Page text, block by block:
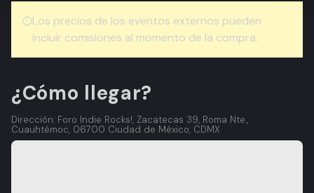
Los precios de los eventos externos pueden
incluir comisiones al momento de la compra.
¿Cómo llegar?
Dirección: Foro Indie Rocks!, Zacatecas 39, Roma Nte.,
Cuauhtémoc, 06700 Ciudad de México, CDMX